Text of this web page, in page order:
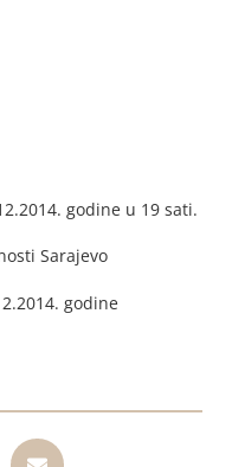
godine u 19 sati.
Sarajevo
godine